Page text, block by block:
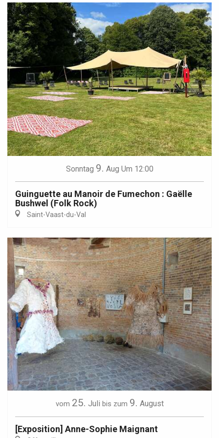
Sonntag 9. Aug Um 12:00
Guinguette au Manoir de Fumechon : Gaëlle
Bushwel (Folk Rock)
Saint-Vaast-du-Val
vom 25. Juli bis zum 9. August
[Exposition] Anne-Sophie Maignant